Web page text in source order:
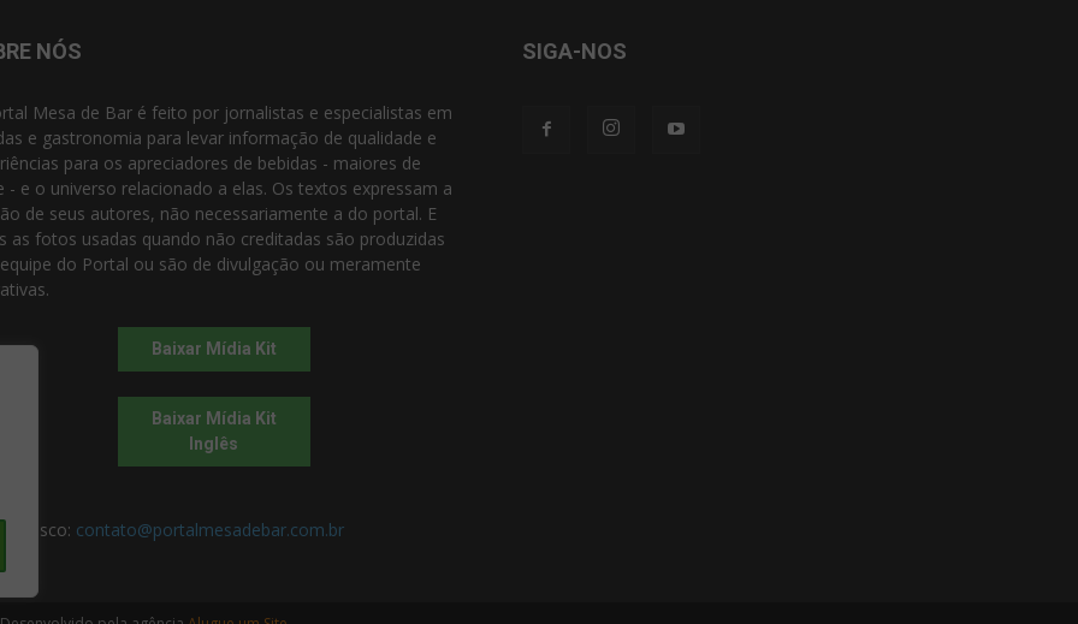
NÓS
Mesa de Bar é feito por jornalistas e especialistas em
e gastronomia para levar informação de qualidade e
para os apreciadores de bebidas - maiores de
- e o universo relacionado a elas. Os textos expressam a
de seus autores, não necessariamente a do portal. E
as fotos usadas quando não creditadas são produzidas
do Portal ou são de divulgação ou meramente
Baixar Mídia Kit
Baixar Mídia Kit
Inglês
contato@portalmesadebar.com.br
SIGA-NOS